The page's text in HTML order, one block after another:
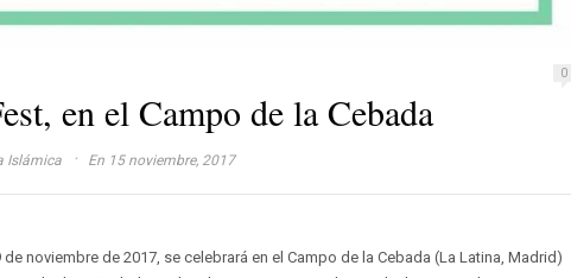
0
en el Campo de la Cebada
Islámica · En 15 noviembre, 2017
noviembre de 2017, se celebrará en el Campo de la Cebada (La Latina, Madrid)